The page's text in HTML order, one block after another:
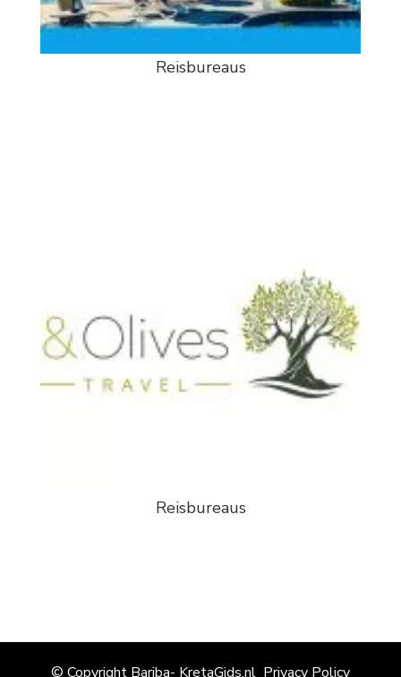
Reisbureaus
Reisbureaus
© Copyright Bariba- KretaGids.nl Privacy Policy